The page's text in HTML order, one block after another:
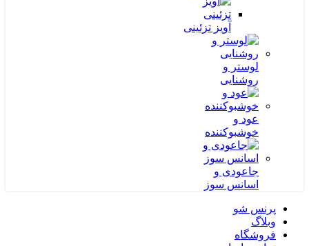
آویز تزئینی
لوستر و
روشنایی
عود و
خوشبوکننده
جاعودی و
اسانس سوز
پرنس شو
وبلاگ
فروشگاه